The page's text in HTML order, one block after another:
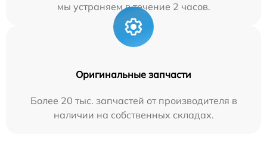
мы устраняем в течение 2 часов.
Оригинальные запчасти
Более 20 тыс. запчастей от производителя в
наличии на собственных складах.